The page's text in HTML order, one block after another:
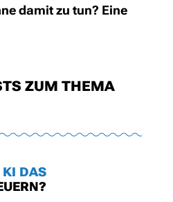
damit zu tun? Eine
ZUM THEMA
KI DAS